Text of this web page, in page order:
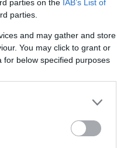
parties on the IAB’s List of
parties.
and may gather and store
You may click to grant or
below specified purposes